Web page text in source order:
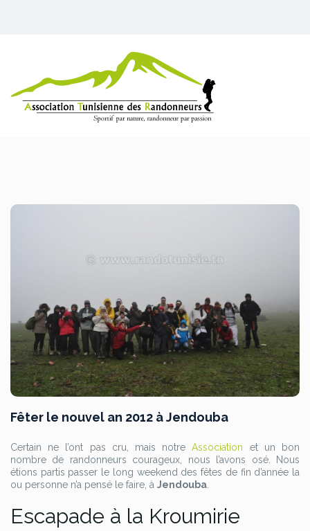
Fêter le nouvel an 2012 à Jendouba
Certain ne l’ont pas cru, mais notreAssociation et un bon
nombre de randonneurs courageux, nous l’avons osé. Nous
étions partis passer le long weekend des fêtes de fin d’année la
ou personne n’a pensé le faire, à Jendouba
Escapade à la Kroumirie